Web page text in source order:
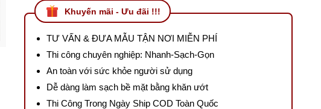
Khuyến mãi - Ưu đãi !!!
TƯ VẤN & ĐƯA MẪU TẬN NƠI MIỄN PHÍ
Thi công chuyên nghiệp: Nhanh-Sạch-Gọn
An toàn với sức khỏe người sử dụng
Dễ dàng làm sạch bề mặt bằng khăn ướt
Thi Công Trong Ngày Ship COD Toàn Quốc